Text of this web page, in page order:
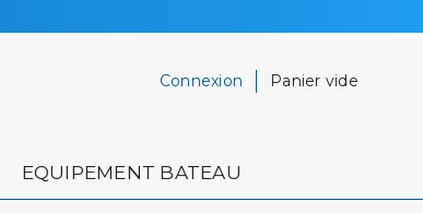
Connexion Panier vide
EQUIPEMENT BATEAU